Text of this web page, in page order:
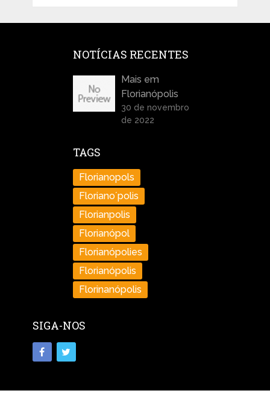
NOTÍCIAS RECENTES
Mais em
Florianópolis
30 de novembro
de 2022
TAGS
Florianopols
Floriano´polis
Florianpolis
Florianópol
Florianópolies
Florianópolis
Florinanópolis
SIGA-NOS